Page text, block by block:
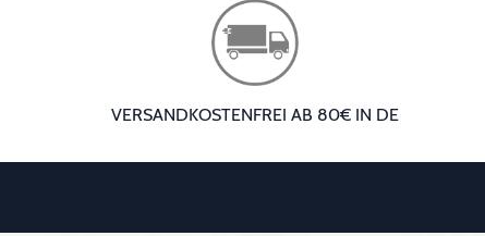
VERSANDKOSTENFREI AB 80€ IN DE